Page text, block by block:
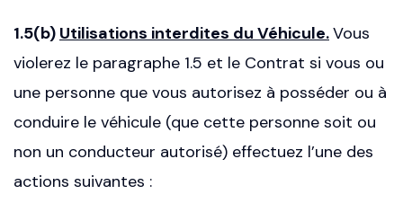
1.5(b) Utilisations interdites du Véhicule.Vous
violerez le paragraphe 1.5 et le Contrat si vous ou
une personne que vous autorisez à posséder ou à
conduire le véhicule (que cette personne soit ou
non un conducteur autorisé) effectuez l’une des
actions suivantes :